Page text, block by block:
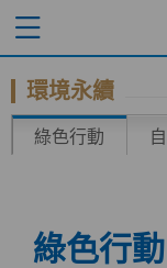
環境永續
綠色行動
綠色行動